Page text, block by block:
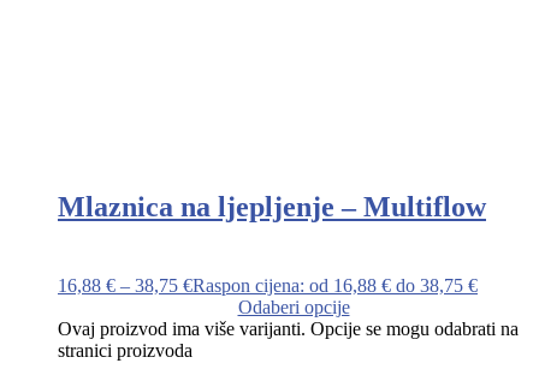
Mlaznica na ljepljenje – Multiflow
16,88 € – 38,75 €Raspon cijena: od 16,88 € do 38,75 €
Odaberi opcije
Ovaj proizvod ima više varijanti. Opcije se mogu odabrati na
stranici proizvoda